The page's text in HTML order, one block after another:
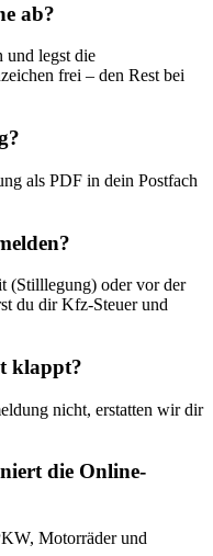
ab?
und legst die
frei – den Rest bei
als PDF in dein Postfach
(Stilllegung) oder vor der
du dir Kfz-Steuer und
klappt?
nicht, erstatten wir dir
die Online-
Motorräder und